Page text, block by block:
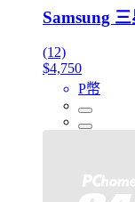
Samsung
(12)
$4,750
P幣